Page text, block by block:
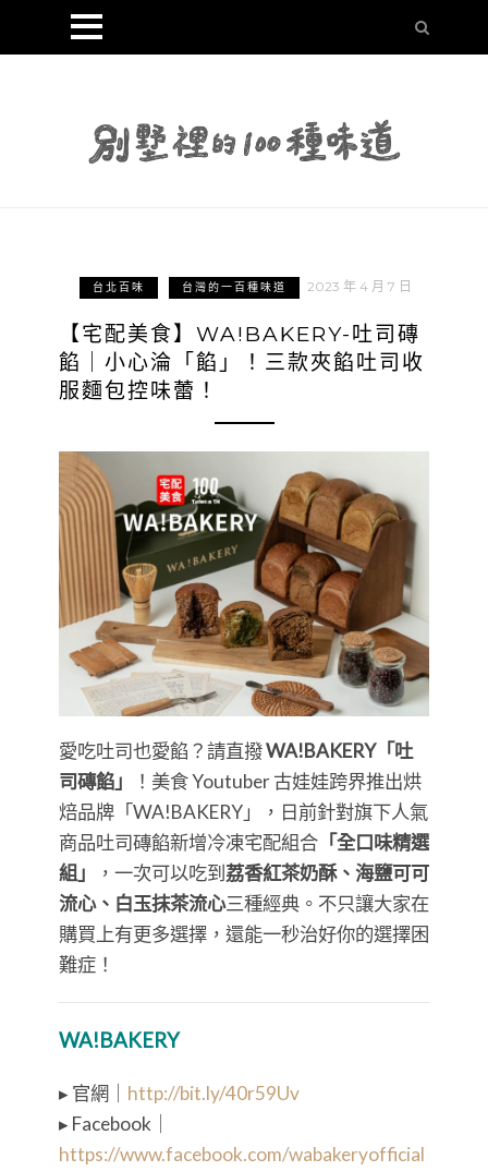
台北百味 台灣的一百種味道 2023 年 4 月 7 日
【宅配美食】WA!BAKERY-吐司磚
餡｜小心淪「餡」！三款夾餡吐司收
服麵包控味蕾！
愛吃吐司也愛餡？請直撥WA!BAKERY「吐
司磚餡」
！美食 Youtuber 古娃娃跨界推出烘
焙品牌「WA!BAKERY」，日前針對旗下人氣
商品吐司磚餡新增冷凍宅配組合 「全口味精選
組」
，一次可以吃到荔香紅茶奶酥、海鹽可可
流心、白玉抹茶流心三種經典。不只讓大家在
購買上有更多選擇，還能一秒治好你的選擇困
難症！
WA!BAKERY
▸ 官網｜ http://bit.ly/40r59Uv
▸ Facebook｜
https://www.facebook.com/wabakeryofficial